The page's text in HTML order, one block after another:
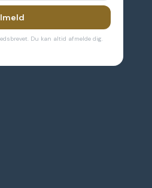
Du kan altid afmelde dig.